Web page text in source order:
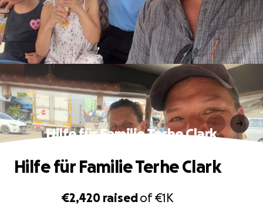
Hilfe für Familie Terhe Clark
€2,420 raisedof€1K
Hilfe für Familie Terhe Clark